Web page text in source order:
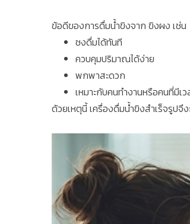
ข้อดีของการดื่มน้ำขิงจาก ขิงผง เช่น
ชงดื่มได้ทันที
ควบคุมปริมาณได้ง่าย
พกพาสะดวก
เหมาะกับคนทำงานหรือคนที่มีเ
ด้วยเหตุนี้ เครื่องดื่มน้ำขิงสำเร็จรูป